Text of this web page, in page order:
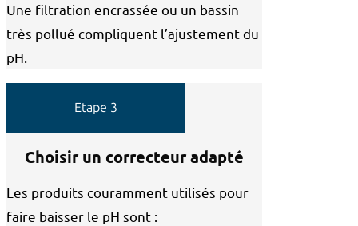
Une filtration encrassée ou un bassin
très pollué compliquent l’ajustement du
pH.
Etape 3
Choisir un correcteur adapté
Les produits couramment utilisés pour
faire baisser le pH sont :